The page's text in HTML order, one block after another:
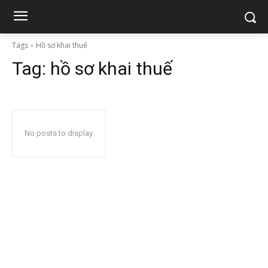
Tags Hồ sơ khai thuế
Tag: hồ sơ khai thuế
No posts to display